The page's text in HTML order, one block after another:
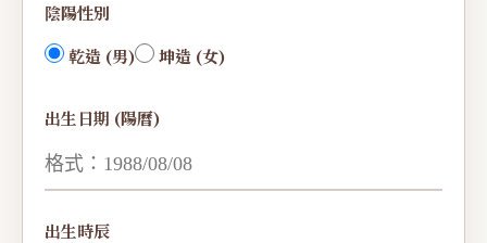
陰陽性別
乾造 (男)
坤造 (女)
出生日期 (陽曆)
出生時辰